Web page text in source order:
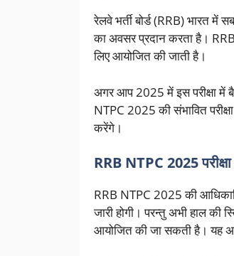
रेलवे भर्ती बोर्ड (RRB) भारत में
का अवसर प्रदान करता है।
लिए आयोजित की जाती है।
अगर आप 2025 में इस परीक्षा में
NTPC 2025 की संभावित
करेंगे।
RRB NTPC 2025
RRB NTPC 2025 की
जारी होगी। परन्तु अभी हाल
आयोजित की जा सकती है। यह